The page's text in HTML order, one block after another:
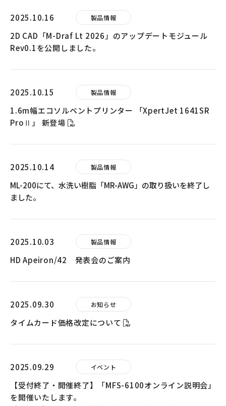
2025.10.16 製品情報
2D CAD「M-Draf Lt 2026」のアップデートモジュール
Rev0.1を公開しました。
2025.10.15 製品情報
1.6m幅エコソルベントプリンター 「XpertJet 1641SR
ProⅡ」 新登場
2025.10.14 製品情報
ML-200にて、水洗い樹脂「MR-AWG」の取り扱いを終了し
ました。
2025.10.03 製品情報
HD Apeiron/42 発表会のご案内
2025.09.30 お知らせ
タイムカード価格改定について
2025.09.29 イベント
【受付終了・開催終了】「MFS-6100オンライン説明会」
を開催いたします。